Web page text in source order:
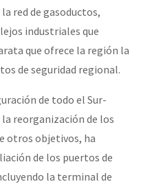
red de gasoductos,
industriales que
que ofrece la región la
de seguridad regional.
de todo el Sur-
la reorganización de los
otros objetivos, ha
de los puertos de
la terminal de